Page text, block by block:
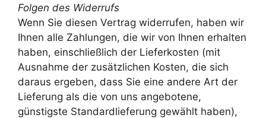
Folgen des Widerrufs
Wenn Sie diesen Vertrag widerrufen, haben wir
Ihnen alle Zahlungen, die wir von Ihnen erhalten
haben, einschließlich der Lieferkosten (mit
Ausnahme der zusätzlichen Kosten, die sich
daraus ergeben, dass Sie eine andere Art der
Lieferung als die von uns angebotene,
günstigste Standardlieferung gewählt haben),